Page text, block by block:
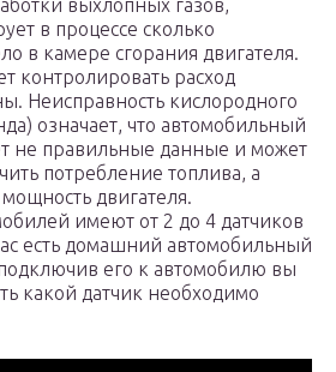
выхлопных газов,
в процессе сколько
в камере сгорания двигателя.
контролировать расход
Неисправность кислородного
означает, что автомобильный
не правильные данные и может
потребление топлива, а
двигателя.
имеют от 2 до 4 датчиков
есть домашний автомобильный
его к автомобилю вы
какой датчик необходимо